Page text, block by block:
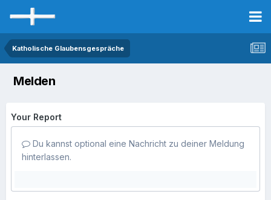
Katholische Glaubensgespräche
Melden
Your Report
Du kannst optional eine Nachricht zu deiner Meldung
hinterlassen.